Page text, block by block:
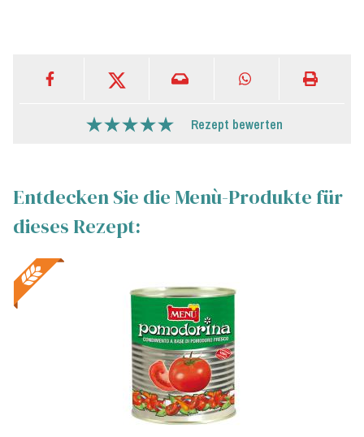
Rezept bewerten
Entdecken Sie die Menù-Produkte für
dieses Rezept: